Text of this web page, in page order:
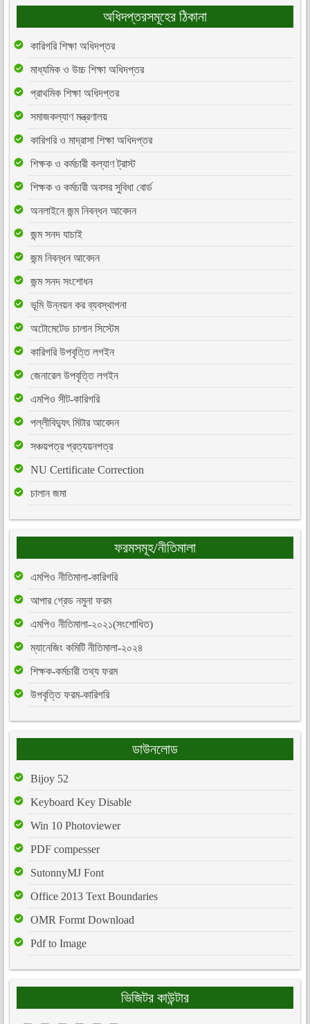
অধিদপ্তরসমূহের ঠিকানা
কারিগরি শিক্ষা অধিদপ্তর
মাধ্যমিক ও উচ্চ শিক্ষা অধিদপ্তর
প্রাথমিক শিক্ষা অধিদপ্তর
সমাজকল্যাণ মন্ত্রণালয়
কারিগরি ও মাদ্রাসা শিক্ষা অধিদপ্তর
শিক্ষক ও কর্মচারী কল্যাণ ট্রাস্ট
শিক্ষক ও কর্মচারী অবসর সুবিধা বোর্ড
অনলাইনে জন্ম নিবন্ধন আবেদন
জন্ম সনদ যাচাই
জন্ম নিবন্ধন আবেদন
জন্ম সনদ সংশোধন
ভূমি উন্নয়ন কর ব্যবস্থাপনা
অটোমেটেড চালান সিস্টেম
কারিগরি উপবৃত্তি লগইন
জেনারেল উপবৃত্তি লগইন
এমপিও সীট-কারিগরি
পল্লীবিদ্যুৎ মিটার আবেদন
সঞ্চয়পত্র প্রত্যয়নপত্র
NU Certificate Correction
চালান জমা
ফরমসমূহ/নীতিমালা
এমপিও নীতিমালা-কারিগরি
আপার গ্রেড নমুনা ফরম
এমপিও নীতিমালা-২০২১(সংশোধিত)
ম্যানেজিং কমিটি নীতিমালা-২০২৪
শিক্ষক-কর্মচারী তথ্য ফরম
উপবৃত্তি ফরম-কারিগরি
ডাউনলোড
Bijoy 52
Keyboard Key Disable
Win 10 Photoviewer
PDF compesser
SutonnyMJ Font
Office 2013 Text Boundaries
OMR Formt Download
Pdf to Image
ভিজিটর কাউন্টার